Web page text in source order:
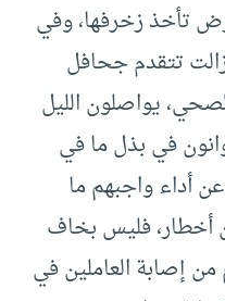
تأخذ زخرفها، وفي
تتقدم جحافل
يواصلون الليل
في بذل ما في
أداء واجبهم ما
أخطار، فليس بخاف
إصابة العاملين في